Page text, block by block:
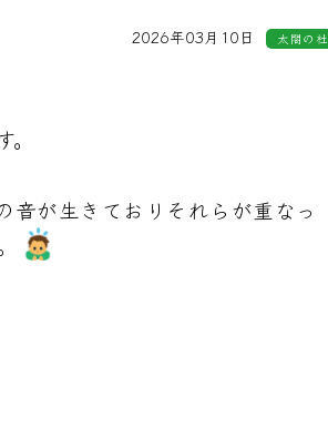
2026年03月10日 太閤の杜
が生きておりそれらが重なっ